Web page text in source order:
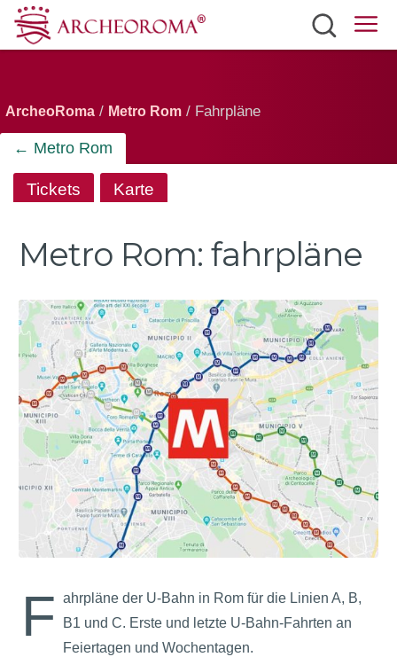
Tickets
Verkersmittel
Wetter
ArcheoRoma / Metro Rom / Fahrpläne
← Metro Rom
Tickets Karte
Metro Rom: fahrpläne
F ahrpläne der U-Bahn in Rom für die Linien A, B,
B1 und C. Erste und letzte U-Bahn-Fahrten an
Feiertagen und Wochentagen.